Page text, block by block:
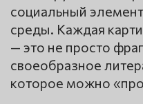
социальный
среды. Каждая
— это не просто
своеобразное
которое можно